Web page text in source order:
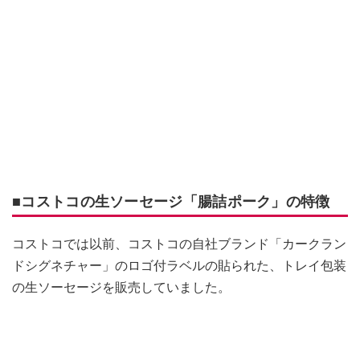
■コストコの生ソーセージ「腸詰ポーク」の特徴
コストコでは以前、コストコの自社ブランド「カークラン
ドシグネチャー」のロゴ付ラベルの貼られた、トレイ包装
の生ソーセージを販売していました。